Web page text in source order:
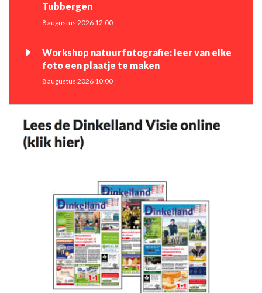
Tubbergen
8 augustus 2026 12:00
Workshop natuurfotografie: leer van elke
foto een plaatje te maken
8 augustus 2026 10:00